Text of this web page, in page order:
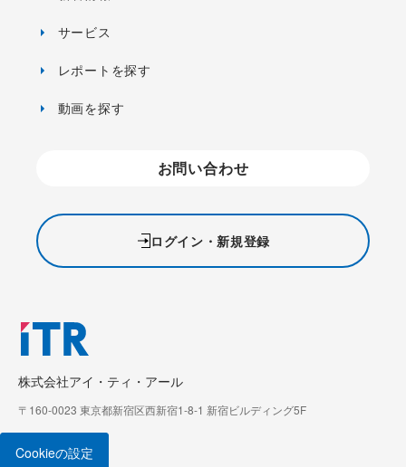
株式会社アイ・ティ・アール
〒160-0023 東京都新宿区西新宿1-8-1 新宿ビルディング5F
サービス
レポートを探す
動画を探す
お問い合わせ
ログイン・新規登録
Cookieの設定